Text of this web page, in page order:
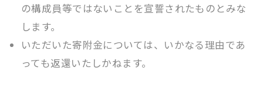
の構成員等ではないことを宣誓されたものとみな
します。
いただいた寄附金については、いかなる理由であ
っても返還いたしかねます。